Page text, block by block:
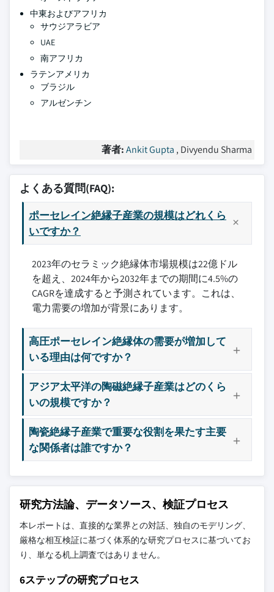
中東およびアフリカ
サウジアラビア
UAE
南アフリカ
ラテンアメリカ
ブラジル
アルゼンチン
著者:Ankit Gupta , Divyendu Sharma
よくある質問(FAQ):
ポーセレイン絶縁子産業の規模はどれくら
いですか？
2023年のセラミック絶縁体市場規模は22億ドル
を超え、2024年から2032年までの期間に4.5%の
CAGRを達成すると予測されています。これは、
電力需要の増加が背景にあります。
高圧ポーセレイン絶縁体の需要が増加して
いる理由は何ですか？
アジア太平洋の陶磁絶縁子産業はどのくら
いの規模ですか？
陶瓷絶縁子産業で重要な役割を果たす主要
な関係者は誰ですか？
研究方法論、データソース、検証プロセス
本レポートは、直接的な業界との対話、独自のモデリング、
厳格な相互検証に基づく体系的な研究プロセスに基づいてお
り、単なる机上調査ではありません。
6ステップの研究プロセス